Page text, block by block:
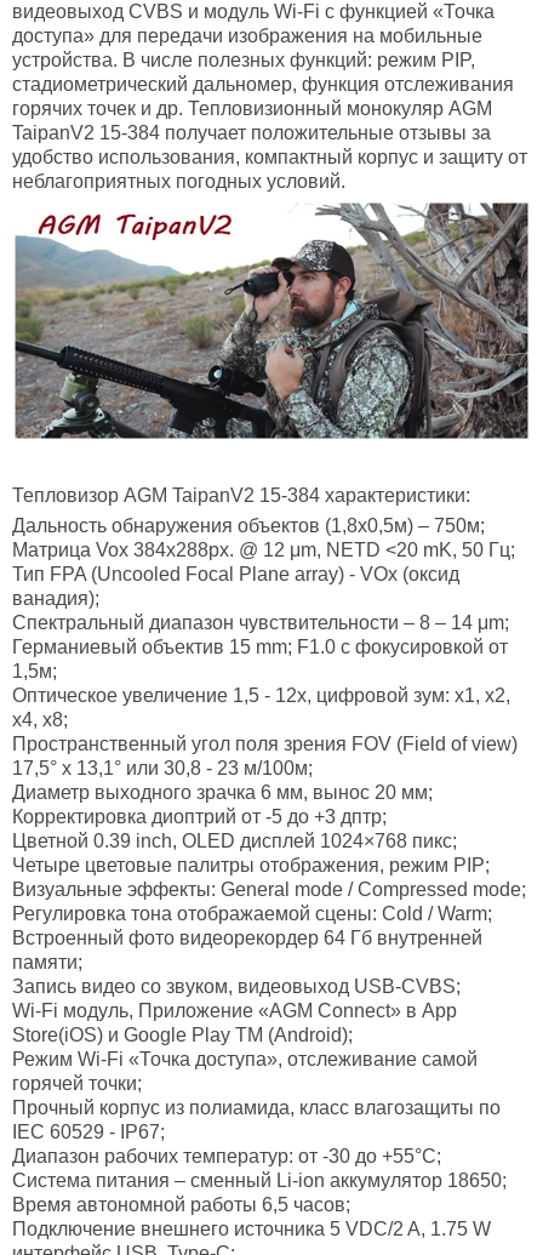
видеовыход CVBS и модуль Wi-Fi с функцией «Точка
доступа» для передачи изображения на мобильные
устройства. В числе полезных функций: режим PIP,
стадиометрический дальномер, функция отслеживания
горячих точек и др. Тепловизионный монокуляр AGM
TaipanV2 15-384 получает положительные отзывы за
удобство использования, компактный корпус и защиту от
неблагоприятных погодных условий.
Тепловизор AGM TaipanV2 15-384 характеристики:
Дальность обнаружения объектов (1,8х0,5м) – 750м;
Матрица Vox 384х288px. @ 12 μm, NETD <20 mK, 50 Гц;
Тип FPA (Uncooled Focal Plane array) - VOx (оксид
ванадия);
Спектральный диапазон чувствительности – 8 – 14 μm;
Германиевый объектив 15 mm; F1.0 с фокусировкой от
1,5м;
Оптическое увеличение 1,5 - 12х, цифровой зум: х1, x2,
x4, x8;
Пространственный угол поля зрения FOV (Field of view)
17,5° х 13,1° или 30,8 - 23 м/100м;
Диаметр выходного зрачка 6 мм, вынос 20 мм;
Корректировка диоптрий от -5 до +3 дптр;
Цветной 0.39 inch, OLED дисплей 1024×768 пикс;
Четыре цветовые палитры отображения, режим PIP;
Визуальные эффекты: General mode / Compressed mode;
Регулировка тона отображаемой сцены: Cold / Warm;
Встроенный фото видеорекордер 64 Гб внутренней
памяти;
Запись видео со звуком, видеовыход USB-CVBS;
Wi-Fi модуль, Приложение «AGM Connect» в App
Store(iOS) и Google Play TM (Android);
Режим Wi-Fi «Точка доступа», отслеживание самой
горячей точки;
Прочный корпус из полиамида, класс влагозащиты по
IEC 60529 - IP67;
Диапазон рабочих температур: от -30 до +55°С;
Система питания – сменный Li-ion аккумулятор 18650;
Время автономной работы 6,5 часов;
Подключение внешнего источника 5 VDC/2 A, 1.75 W